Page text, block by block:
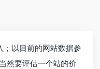
；以目前的网站数据参
然要评估一个站的价